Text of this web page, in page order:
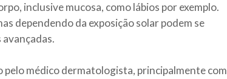
inclusive mucosa, como lábios por exemplo.
dependendo da exposição solar podem se
pelo médico dermatologista, principalmente com